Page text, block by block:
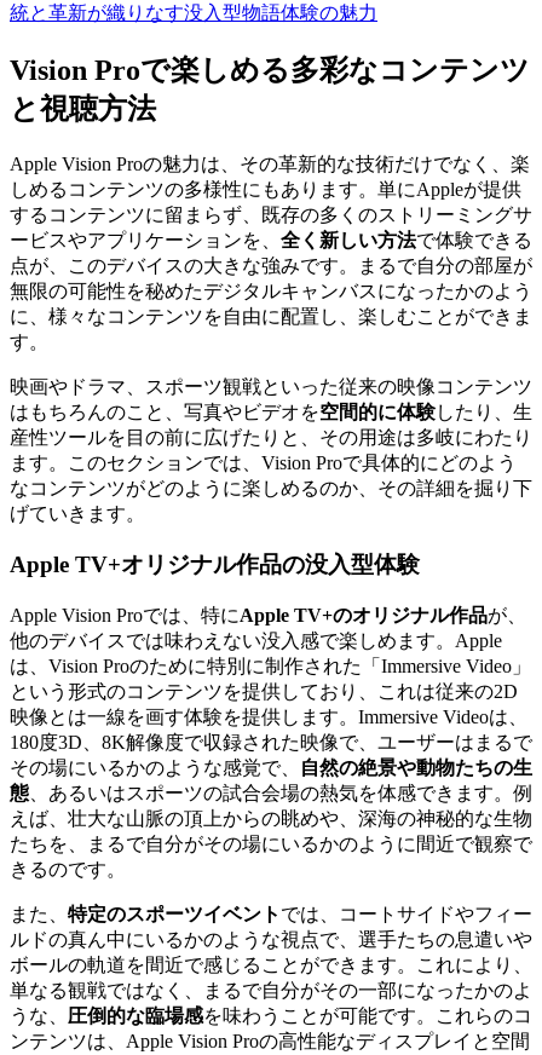
統と革新が織りなす没入型物語体験の魅力
Vision Proで楽しめる多彩なコンテンツ
と視聴方法
Apple Vision Proの魅力は、その革新的な技術だけでなく、楽
しめるコンテンツの多様性にもあります。単にAppleが提供
するコンテンツに留まらず、既存の多くのストリーミングサ
ービスやアプリケーションを、 全く新しい方法で体験できる
点が、このデバイスの大きな強みです。まるで自分の部屋が
無限の可能性を秘めたデジタルキャンバスになったかのよう
に、様々なコンテンツを自由に配置し、楽しむことができま
す。
映画やドラマ、スポーツ観戦といった従来の映像コンテンツ
はもちろんのこと、写真やビデオを空間的に体験したり、生
産性ツールを目の前に広げたりと、その用途は多岐にわたり
ます。このセクションでは、Vision Proで具体的にどのよう
なコンテンツがどのように楽しめるのか、その詳細を掘り下
げていきます。
Apple TV+オリジナル作品の没入型体験
Apple Vision Proでは、特にApple TV+のオリジナル作品が、
他のデバイスでは味わえない没入感で楽しめます。Apple
は、Vision Proのために特別に制作された「Immersive Video」
という形式のコンテンツを提供しており、これは従来の2D
映像とは一線を画す体験を提供します。Immersive Videoは、
180度3D、8K解像度で収録された映像で、ユーザーはまるで
その場にいるかのような感覚で、
自然の絶景や動物たちの生
態 、あるいはスポーツの試合会場の熱気を体感できます。例
えば、壮大な山脈の頂上からの眺めや、深海の神秘的な生物
たちを、まるで自分がその場にいるかのように間近で観察で
きるのです。
また、 特定のスポーツイベント では、コートサイドやフィー
ルドの真ん中にいるかのような視点で、選手たちの息遣いや
ボールの軌道を間近で感じることができます。これにより、
単なる観戦ではなく、まるで自分がその一部になったかのよ
うな、 圧倒的な臨場感を味わうことが可能です。これらのコ
ンテンツは、Apple Vision Proの高性能なディスプレイと空間